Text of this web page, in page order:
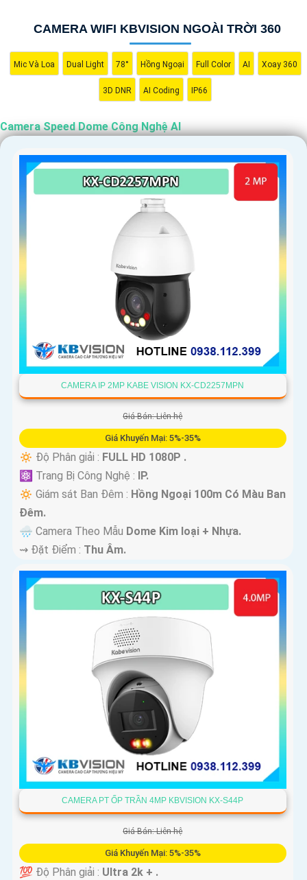
CAMERA WIFI KBVISION NGOÀI TRỜI 360
Mic Và Loa Dual Light 78° Hồng Ngoại Full Color AI Xoay 360
3D DNR AI Coding IP66
Camera Speed Dome Công Nghệ AI
CAMERA IP 2MP KABE VISION KX-CD2257MPN
Giá Bán: Liên hệ
Giá Khuyến Mại: 5%-35%
🔅 Độ Phân giải : FULL HD 1080P .
⚛️ Trang Bị Công Nghệ : IP.
🔅 Giám sát Ban Đêm : Hồng Ngoại 100m Có Màu Ban
Ðêm.
🌧️ Camera Theo Mẫu Dome Kim loại + Nhựa.
️⇝ Đặt Điểm : Thu Âm.
CAMERA PT ỐP TRẦN 4MP KBVISION KX-S44P
Giá Bán: Liên hệ
Giá Khuyến Mại: 5%-35%
💯 Độ Phân giải : Ultra 2k + .